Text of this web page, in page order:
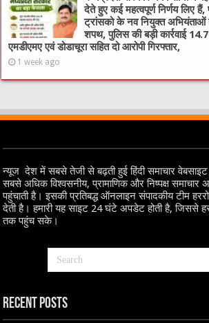
देते हुए कई महत्वपूर्ण निर्णय लिए हैं,
ट्रांसको के नव नियुक्त अभियंताओं
शपथ, पुलिस की बड़ी कार्रवाई
एमडीएमए एवं डोडाचूरा सहित दो आरोपी गिरफ्तार,
1 week ago
न्यूज देश में सबसे तेजी से बढ़ती हुई हिंदी समाचार वेबसाइट
सबसे अधिक विश्वसनीय, प्रामाणिक और निष्पक्ष समाचार
पहुंचाती है। इसकी प्रतिबद्ध ऑनलाइन संपादकीय टीम
देती है। हमारी यह साइट 24 घंटे अपडेट होती है, जिससे
तक पहुंच सके।
Recent Posts